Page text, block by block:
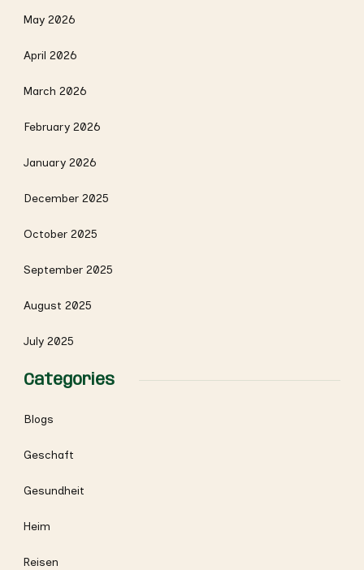
May 2026
April 2026
March 2026
February 2026
January 2026
December 2025
October 2025
September 2025
August 2025
July 2025
Categories
Blogs
Geschaft
Gesundheit
Heim
Reisen